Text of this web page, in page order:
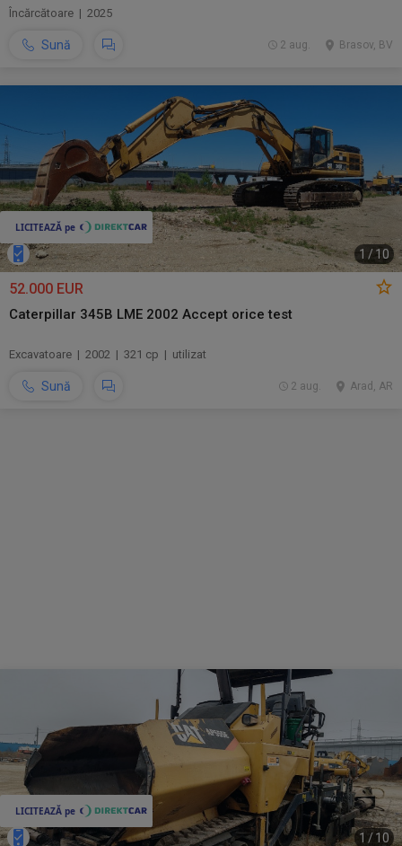
Încărcătoare | 2025
Sună Brasov, BV
2 aug.
1 /10
52.000 EUR
Caterpillar 345B LME 2002 Accept orice test
Excavatoare | 2002 | 321 cp | utilizat
Sună Arad, AR
2 aug.
1 /10